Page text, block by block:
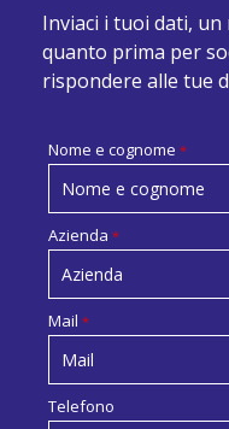
Inviaci i tuoi dati,
quanto prima per
rispondere alle tue
Nome e cognome *
Azienda *
Mail *
Telefono